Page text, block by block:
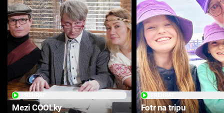
Mezi COOLky Fotr na tripu